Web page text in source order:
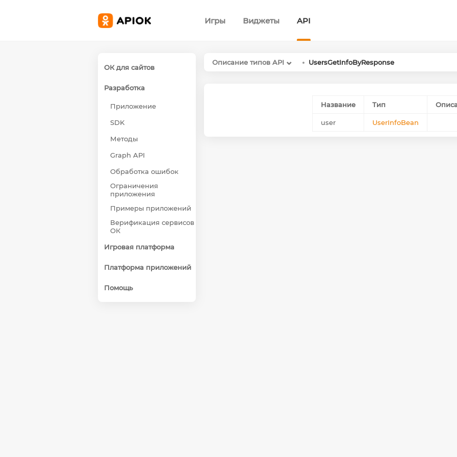
Игры Виджеты API
ОК для сайтов
Разработка
Приложение
SDK
Методы
Graph API
Обработка ошибок
Ограничения
приложения
Примеры приложений
Верификация сервисов
ОК
Игровая платформа
Платформа приложений
Помощь
Описание типов API UsersGetInfoByResponse
Название Тип
user UserInfoBean